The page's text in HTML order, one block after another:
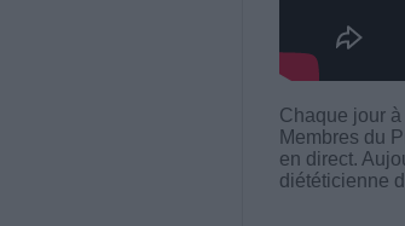
Chaque jour
Membres du
en direct.
diététicienne